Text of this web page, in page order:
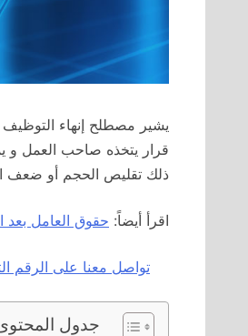
يشير مصطلح إنهاء
قرار يتخذه صاحب العمل و
ذلك تقليص الحجم أو ضعف
اقرأ أيضاً: حقوق العامل بعد
تواصل معنا على الرقم التالي 0534800545 لأي استفسار أو توكيل محامي عبر الاتصال او
جدول